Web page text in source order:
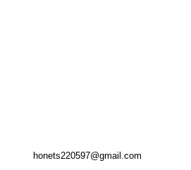
honets220597@gmail.com